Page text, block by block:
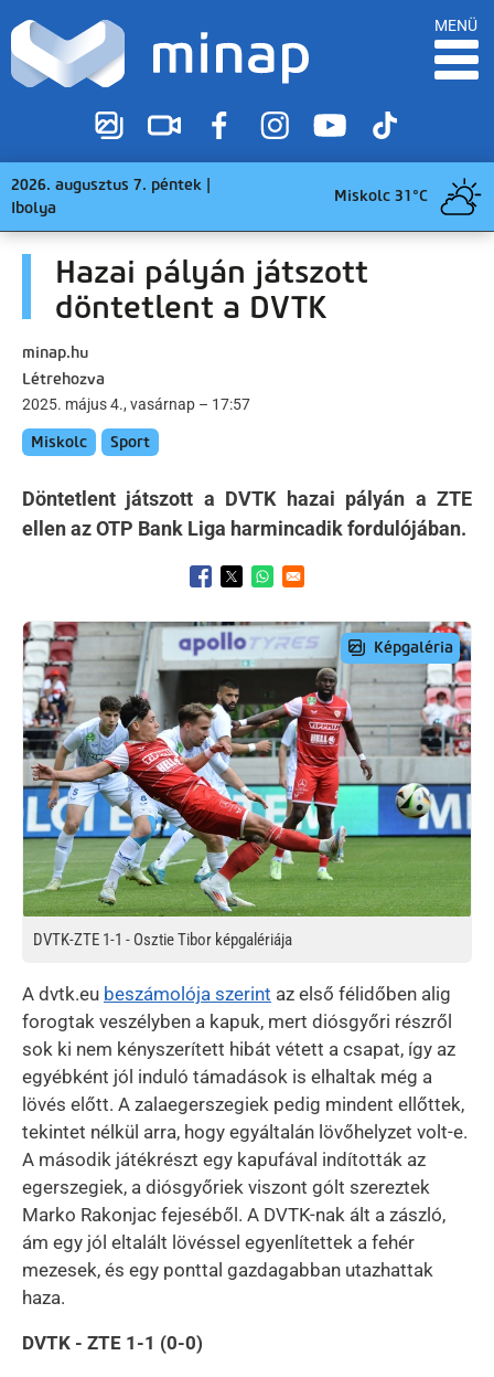
MENÜ
2026. augusztus 7. péntek |
Ibolya
Miskolc 31°C
Hazai pályán játszott
döntetlent a DVTK
minap.hu
Létrehozva
2025. május 4., vasárnap – 17:57
Miskolc Sport
Döntetlent játszott a DVTK hazai pályán a ZTE
ellen az OTP Bank Liga harmincadik fordulójában.
Opens in a new window
Opens in a new window
Opens in a new window
Preview Image
DVTK-ZTE 1-1 - Osztie Tibor képgalériája
A dvtk.eu beszámolója szerint az első félidőben alig
forogtak veszélyben a kapuk, mert diósgyőri részről
sok ki nem kényszerített hibát vétett a csapat, így az
egyébként jól induló támadások is elhaltak még a
lövés előtt. A zalaegerszegiek pedig mindent ellőttek,
tekintet nélkül arra, hogy egyáltalán lövőhelyzet volt-e.
A második játékrészt egy kapufával indították az
egerszegiek, a diósgyőriek viszont gólt szereztek
Marko Rakonjac fejeséből. A DVTK-nak ált a zászló,
ám egy jól eltalált lövéssel egyenlítettek a fehér
mezesek, és egy ponttal gazdagabban utazhattak
haza.
DVTK - ZTE 1-1 (0-0)